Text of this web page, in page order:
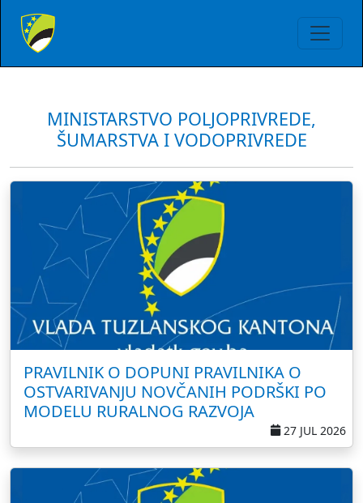
MINISTARSTVO POLJOPRIVREDE,
ŠUMARSTVA I VODOPRIVREDE
PRAVILNIK O DOPUNI PRAVILNIKA O
OSTVARIVANJU NOVČANIH PODRŠKI PO
MODELU RURALNOG RAZVOJA
27 JUL 2026